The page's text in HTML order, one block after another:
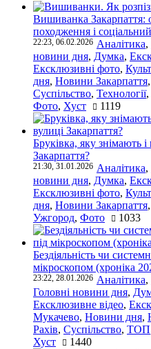
Вишиванка Закарпаття:
походження і
22:23, 06.02.2026 Аналітика,
новини дня, Думка,
Ексклюзивні фото,
дня, Новини Закарпаття,
Суспільство, Технології,
Фото, Хуст 1119
Бруківка, яку знімають
Закарпаття?
21:30, 31.01.2026 Аналітика,
новини дня, Думка,
Ексклюзивні фото,
дня, Новини Закарпаття,
Ужгород, Фото 1033
Бездіяльність чи
мікроскопом (хроніка
23:22, 28.01.2026 Аналітика,
Головні новини дня,
Ексклюзивне відео,
Мукачево, Новини дня,
Рахів, Суспільство, ТОП
Хуст
1440